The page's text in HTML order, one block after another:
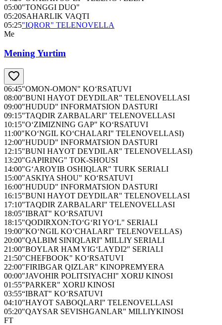
05:00"TONGGI DUO"
05:20SAHARLIK VAQTI
05:25"IQROR" TELENOVELLA
Me
Mening Yurtim
06:45"OMON-OMON" KO‘RSATUVI
08:00"BUNI HAYOT DEYDILAR" TELENOVELLASI
09:00"HUDUD" INFORMATSION DASTURI
09:15"TAQDIR ZARBALARI" TELENOVELLASI
10:15"O‘ZIMIZNING GAP" KO‘RSATUVI
11:00"KO‘NGIL KO‘CHALARI" TELENOVELLASI)
12:00"HUDUD" INFORMATSION DASTURI
12:15"BUNI HAYOT DEYDILAR" TELENOVELLASI)
13:20"GAPIRING" TOK-SHOUSI
14:00"G‘AROYIB OSHIQLAR" TURK SERIALI
15:00"ASKIYA SHOU" KO‘RSATUVI
16:00"HUDUD" INFORMATSION DASTURI
16:15"BUNI HAYOT DEYDILAR" TELENOVELLASI
17:10"TAQDIR ZARBALARI" TELENOVELLASI
18:05"IBRAT" KO‘RSATUVI
18:15"QODIRXON:TO‘G‘RI YO‘L" SERIALI
19:00"KO‘NGIL KO‘CHALARI" TELENOVELLAS)
20:00"QALBIM SINIQLARI" MILLIY SERIALI
21:00"BOYLAR HAM YIG‘LAYDI2" SERIALI
21:50"CHEFBOOK" KO‘RSATUVI
22:00"FIRIBGAR QIZLAR" KINOPREMYERA
00:00"JAVOHIR POLITSIYACHI" XORIJ KINOSI
01:55"PARKER" XORIJ KINOSI
03:55“IBRAT" KO‘RSATUVI
04:10"HAYOT SABOQLARI" TELENOVELLASI
05:20"QAYSAR SEVISHGANLAR" MILLIYKINOSI
FT